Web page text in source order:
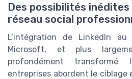
Des possibilités
réseau social
L’intégration de LinkedIn au
Microsoft, et plus
profondément
entreprises abordent le ciblage